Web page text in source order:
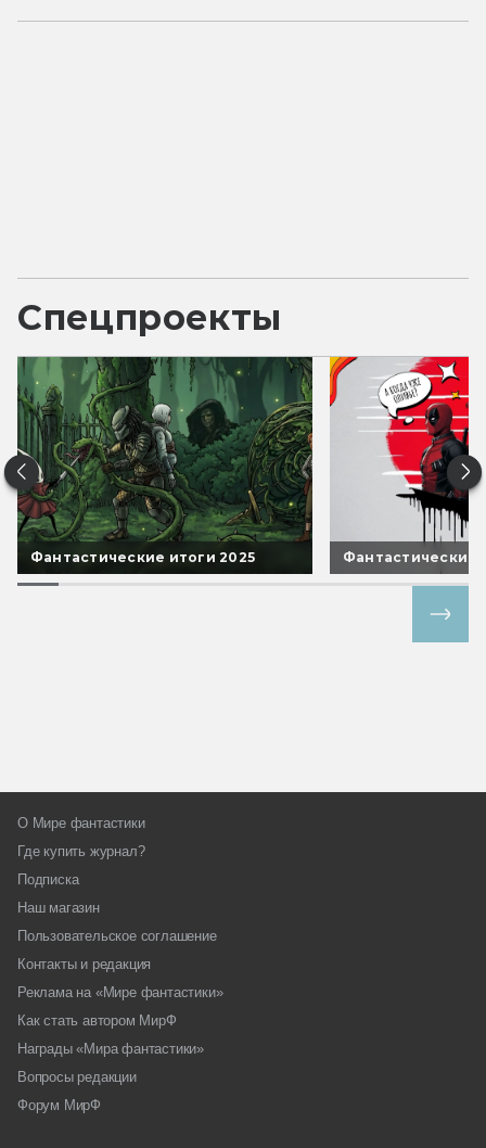
Спецпроекты
Фантастические итоги 2025 Фантастические
О Мире фантастики
Где купить журнал?
Подписка
Наш магазин
Пользовательское соглашение
Контакты и редакция
Реклама на «Мире фантастики»
Как стать автором МирФ
Награды «Мира фантастики»
Вопросы редакции
Форум МирФ